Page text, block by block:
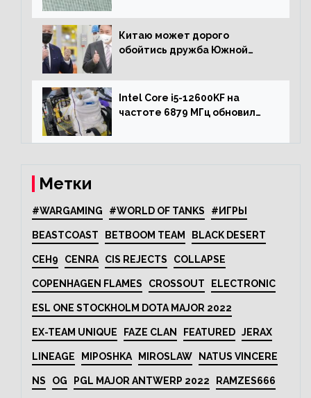
процессора Ryzen 7000 до 5.5
ГГц
Китаю может дорого
обойтись дружба Южной
Intel Core i5-12600KF на
частоте 6879 МГц обновил
Метки
#WARGAMING #WORLD OF TANKS #ИГРЫ
BEASTCOAST BETBOOM TEAM BLACK DESERT
CEH9 CENRA CIS REJECTS COLLAPSE
COPENHAGEN FLAMES CROSSOUT ELECTRONIC
ESL ONE STOCKHOLM DOTA MAJOR 2022
EX-TEAM UNIQUE FAZE CLAN FEATURED JERAX
LINEAGE MIPOSHKA MIROSLAW NATUS VINCERE
NS OG PGL MAJOR ANTWERP 2022 RAMZES666